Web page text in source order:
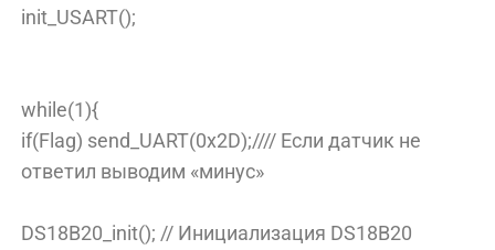
init_USART();
while(1){
if(Flag) send_UART(0x2D);//// Если датчик не
ответил выводим «минус»
DS18B20_init(); // Инициализация DS18B20